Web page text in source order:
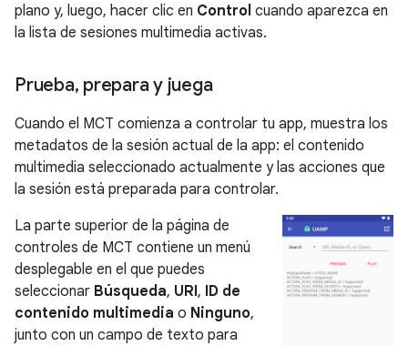
plano y, luego, hacer clic en Control cuando aparezca en
la lista de sesiones multimedia activas.
Prueba, prepara y juega
Cuando el MCT comienza a controlar tu app, muestra los
metadatos de la sesión actual de la app: el contenido
multimedia seleccionado actualmente y las acciones que
la sesión está preparada para controlar.
La parte superior de la página de
controles de MCT contiene un menú
desplegable en el que puedes
seleccionar Búsqueda, URI, ID de
contenido multimedia o Ninguno,
junto con un campo de texto para